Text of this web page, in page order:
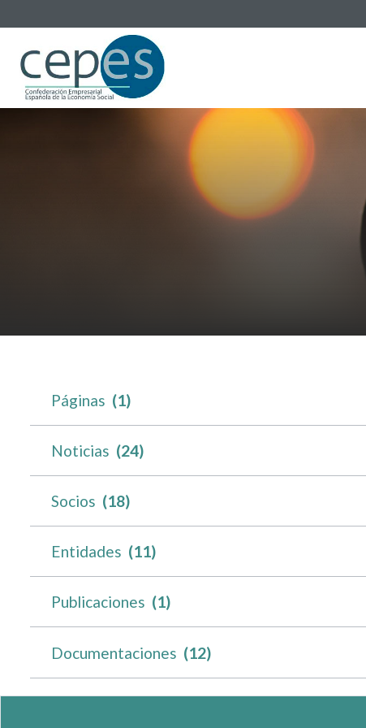
Páginas (1)
Noticias (24)
Socios (18)
Entidades (11)
Publicaciones (1)
Documentaciones (12)